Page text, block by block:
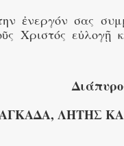
ἐνεργόν σας
Χριστός εὐλογῇ
ΛΗΤΗΣ ΚΑΙ